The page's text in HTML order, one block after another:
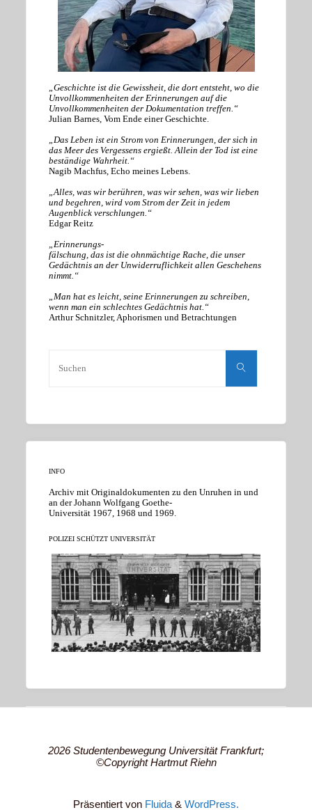
„Geschichte ist die Gewissheit, die dort entsteht, wo die
Unvollkommenheiten der Erinnerungen auf die
Unvollkommenheiten der Dokumentation treffen.“
Julian Barnes, Vom Ende einer Geschichte.
„Das Leben ist ein Strom von Erinnerungen, der sich in
das Meer des Vergessens ergießt. Allein der Tod ist eine
beständige Wahrheit.“
Nagib Machfus, Echo meines Lebens.
„Alles, was wir berühren, was wir sehen, was wir lieben
und begehren, wird vom Strom der Zeit in jedem
Augenblick verschlungen.“
Edgar Reitz
„Erinnerungs-
fälschung, das ist die ohnmächtige Rache, die unser
Gedächtnis an der Unwiderruflichkeit allen Geschehens
nimmt.“
„Man hat es leicht, seine Erinnerungen zu schreiben,
wenn man ein schlechtes Gedächtnis hat.“
Arthur Schnitzler, Aphorismen und Betrachtungen
Suchen
INFO
Archiv mit Originaldokumenten zu den Unruhen in und
an der Johann Wolfgang Goethe-
Universität 1967, 1968 und 1969.
POLIZEI SCHÜTZT UNIVERSITÄT
2026 Studentenbewegung Universität Frankfurt;
©Copyright Hartmut Riehn
Präsentiert von Fluida& WordPress.